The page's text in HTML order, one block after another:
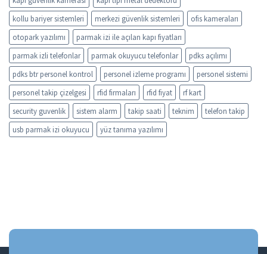
kollu bariyer sistemleri
merkezi güvenlik sistemleri
ofis kameraları
otopark yazılımı
parmak izi ile açılan kapı fiyatları
parmak izli telefonlar
parmak okuyucu telefonlar
pdks açılımı
pdks btr personel kontrol
personel izleme programı
personel sistemi
personel takip çizelgesi
rfid firmaları rfid fiyat
rf kart
security guvenlik
sistem alarm takip saati teknim
telefon takip
usb parmak izi okuyucu
yüz tanıma yazılımı